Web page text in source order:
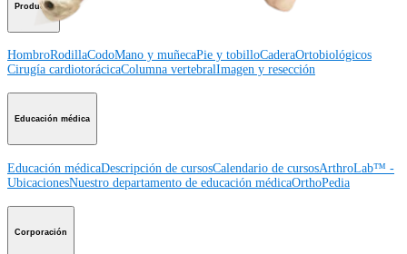
Producto
HombroRodillaCodoMano y muñecaPie y tobilloCaderaOrtobiológicos
Cirugía cardiotorácicaColumna vertebralImagen y resección
Educación médica
Educación médicaDescripción de cursosCalendario de cursosArthroLab™ -
UbicacionesNuestro departamento de educación médicaOrthoPedia
Corporación